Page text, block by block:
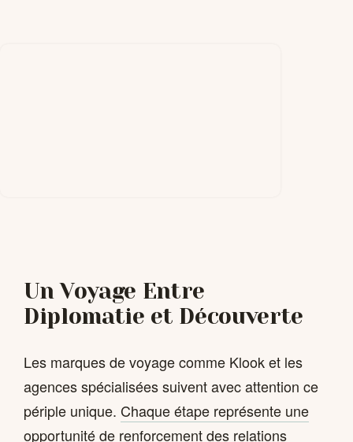
Un Voyage Entre
Diplomatie et Découverte
Les marques de voyage comme Klook et les
agences spécialisées suivent avec attention ce
périple unique. Chaque étape représente une
opportunité de renforcement des relations